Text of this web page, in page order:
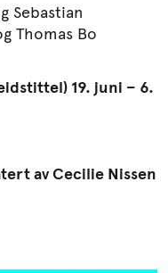
Sebastian
Thomas Bo
19. juni – 6.
av Cecilie Nissen